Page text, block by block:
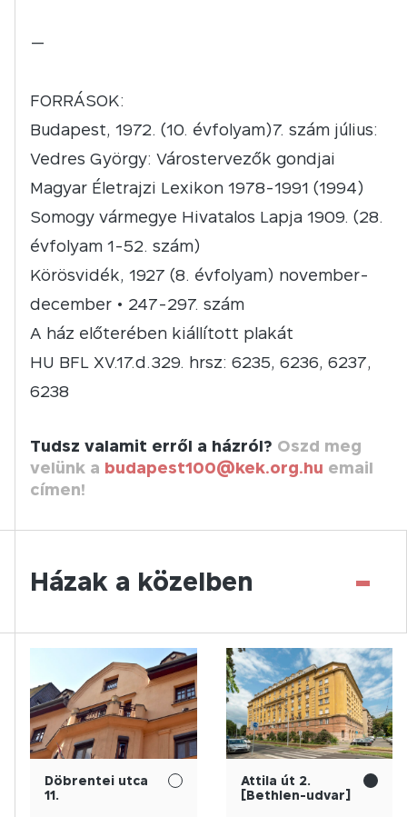
—
FORRÁSOK:
Budapest, 1972. (10. évfolyam)7. szám július:
Vedres György: Várostervezők gondjai
Magyar Életrajzi Lexikon 1978-1991 (1994)
Somogy vármegye Hivatalos Lapja 1909. (28.
évfolyam 1-52. szám)
Körösvidék, 1927 (8. évfolyam) november-
december • 247-297. szám
A ház előterében kiállított plakát
HU BFL XV.17.d.329. hrsz: 6235, 6236, 6237,
6238
Tudsz valamit erről a házról? Oszd meg
velünk a budapest100@kek.org.hu email
címen!
Házak a közelben -
Döbrentei utca
11.
Attila út 2.
[Bethlen-udvar]